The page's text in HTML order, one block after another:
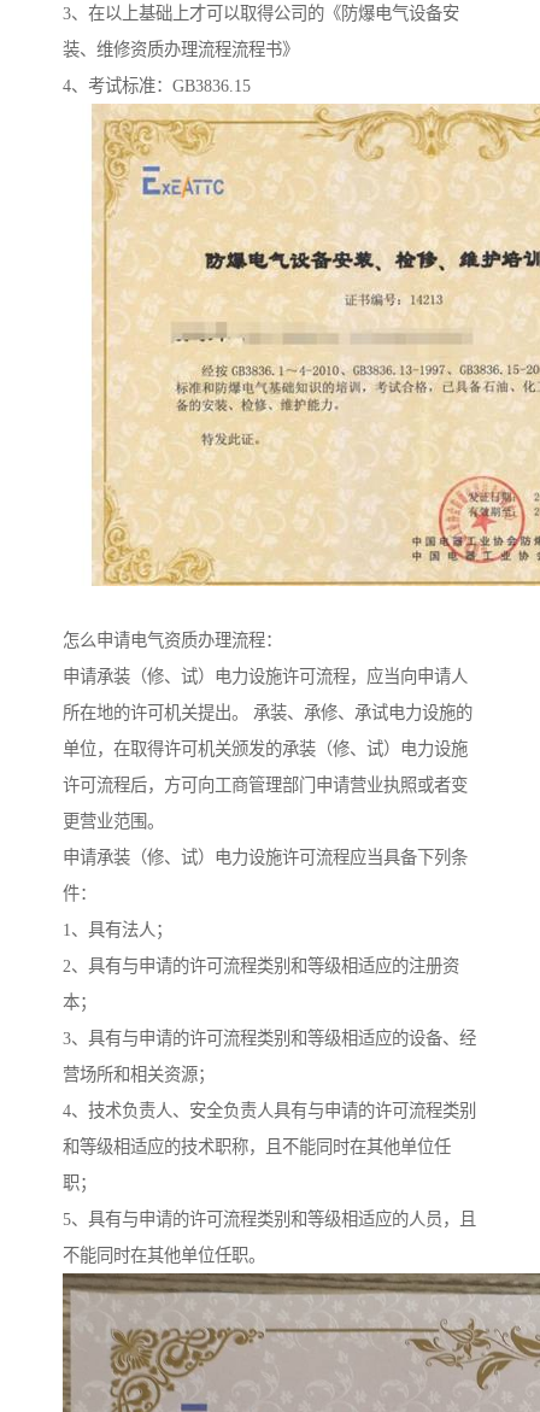
3、在以上基础上才可以取得公司的《防爆电气设备安
装、维修资质办理流程流程书》
4、考试标准：GB3836.15
怎么申请电气资质办理流程：
申请承装（修、试）电力设施许可流程，应当向申请人
所在地的许可机关提出。 承装、承修、承试电力设施的
单位，在取得许可机关颁发的承装（修、试）电力设施
许可流程后，方可向工商管理部门申请营业执照或者变
更营业范围。
申请承装（修、试）电力设施许可流程应当具备下列条
件：
1、具有法人；
2、具有与申请的许可流程类别和等级相适应的注册资
本；
3、具有与申请的许可流程类别和等级相适应的设备、经
营场所和相关资源；
4、技术负责人、安全负责人具有与申请的许可流程类别
和等级相适应的技术职称，且不能同时在其他单位任
职；
5、具有与申请的许可流程类别和等级相适应的人员，且
不能同时在其他单位任职。